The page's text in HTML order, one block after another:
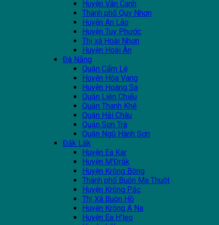
Huyện Vân Canh
Thành phố Quy Nhơn
Huyện An Lão
Huyện Tuy Phước
Thị xã Hoài Nhơn
Huyện Hoài Ân
Đà Nẵng
Quận Cẩm Lệ
Huyện Hòa Vang
Huyện Hoàng Sa
Quận Liên Chiểu
Quận Thanh Khê
Quận Hải Châu
Quận Sơn Trà
Quận Ngũ Hành Sơn
Đắk Lắk
Huyện Ea Kar
Huyện M'Đrắk
Huyện Krông Bông
Thành phố Buôn Ma Thuột
Huyện Krông Pắc
Thị Xã Buôn Hồ
Huyện Krông A Na
Huyện Ea H'leo